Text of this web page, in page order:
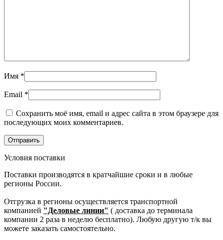
Имя *
Email *
Сохранить моё имя, email и адрес сайта в этом браузере для
последующих моих комментариев.
Условия поставки
Поставки производятся в кратчайшие сроки и в любые
регионы России.
Отгрузка в регионы осуществляется транспортной
компанией "Деловые линии" ( доставка до терминала
компании 2 раза в неделю бесплатно). Любую другую т/к вы
можете заказать самостоятельно.